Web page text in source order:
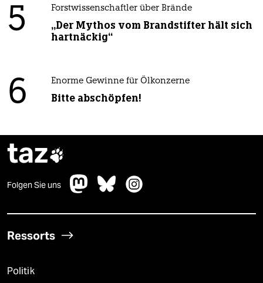
5 Forstwissenschaftler über Brände
„Der Mythos vom Brandstifter hält sich
hartnäckig“
6 Enorme Gewinne für Ölkonzerne
Bitte abschöpfen!
taz
Folgen Sie uns
Ressorts
Politik